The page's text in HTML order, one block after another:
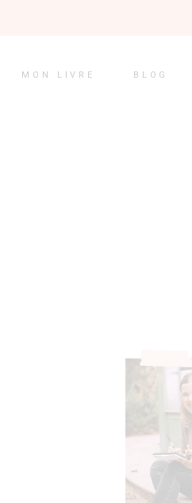
MON LIVRE BLOG